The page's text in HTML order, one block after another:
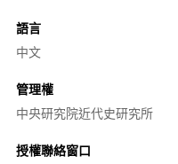
語言
中文
管理權
中央研究院近代史研究所
授權聯絡窗口